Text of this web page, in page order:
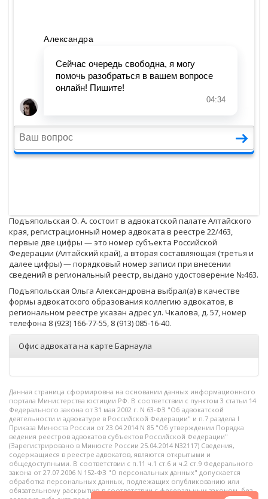
Подъяпольская О. А. состоит в адвокатской палате Алтайского
края, регистрационный номер адвоката в реестре 22/463,
первые две цифры — это номер субъекта Российской
Федерации (Алтайский край), а вторая составляющая (третья и
далее цифры) — порядковый номер записи при внесении
сведений в региональный реестр, выдано удостоверение №463.
Подъяпольская Ольга Александровна выбрал(а) в качестве
формы адвокатского образования коллегию адвокатов, в
региональном реестре указан адрес ул. Чкалова, д. 57, номер
телефона 8 (923) 166-77-55, 8 (913) 085-16-40.
Офис адвоката на карте Барнаула
Данная страница сформировна на основании данных информационного
портала Министерства юстиции РФ. В соответствии с пунктом 3 статьи 14
Федерального закона от 31 мая 2002 г. N 63-ФЗ "Об адвокатской
деятельности и адвокатуре в Российской Федерации" и п.7 раздела I
Приказа Минюста России от 23.04.2014 N 85 "Об утверждении Порядка
ведения реестров адвокатов субъектов Российской Федерации"
(Зарегистрировано в Минюсте России 25.04.2014 N32117) Сведения,
содержащиеся в реестре адвокатов, являются открытыми и
общедоступными. В соответствии с п.11 ч.1 ст.6 и ч.2 ст.9 Федерального
закона от 27.07.2006 N 152-ФЗ "О персональных данных" допускается
обработка персональных данных, подлежащих опубликованию или
обязательному раскрытию в соответствии с федеральным законом, без